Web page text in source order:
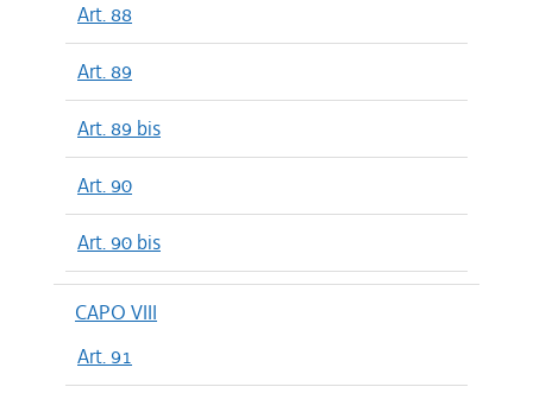
Art. 88
Art. 89
Art. 89 bis
Art. 90
Art. 90 bis
CAPO VIII
Art. 91